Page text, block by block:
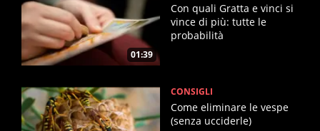
01:39
Con quali Gratta e vinci si
vince di più: tutte le
probabilità
CONSIGLI
Come eliminare le vespe
(senza ucciderle)